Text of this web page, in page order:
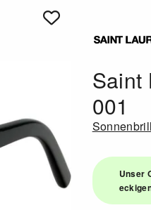
Saint
001
Unser